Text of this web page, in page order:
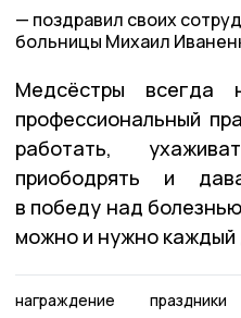
поздравил своих
больницы Михаил
Медсёстры
профессиональный
работать,
приободрять и
в победу над
можно и нужно каждый
награждение праздники